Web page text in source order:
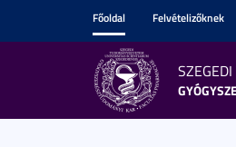
Főoldal Felvételizőknek